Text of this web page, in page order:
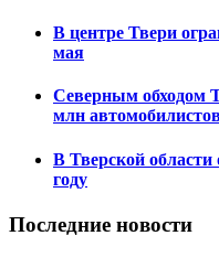
В центре Твери
мая
Северным обходом
млн
В Тверской
году
Последние новости